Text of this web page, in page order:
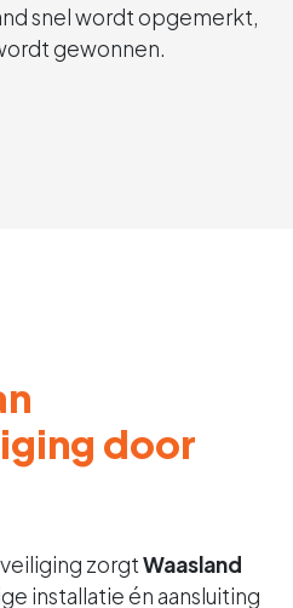
snel wordt opgemerkt,
gewonnen.
door
zorgtWaasland
installatie én aansluiting